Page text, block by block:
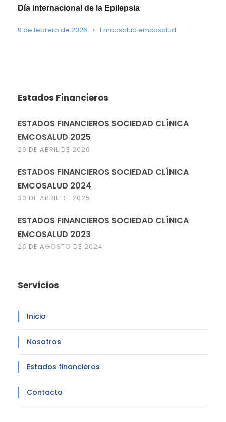
Día internacional de la Epilepsia
9 de febrero de 2026 • Emcosalud emcosalud
Estados Financieros
ESTADOS FINANCIEROS SOCIEDAD CLÍNICA
EMCOSALUD 2025
29 DE ABRIL DE 2026
ESTADOS FINANCIEROS SOCIEDAD CLÍNICA
EMCOSALUD 2024
30 DE ABRIL DE 2025
ESTADOS FINANCIEROS SOCIEDAD CLÍNICA
EMCOSALUD 2023
26 DE AGOSTO DE 2024
Servicios
Inicio
Nosotros
Estados financieros
Contacto